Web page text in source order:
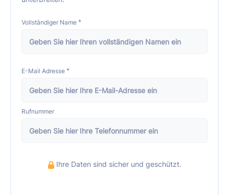
Vollständiger Name *
E-Mail Adresse *
Rufnummer
Ihre Daten sind sicher und geschützt.